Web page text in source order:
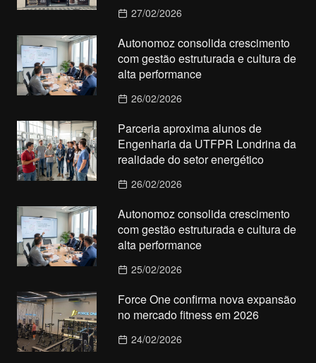
27/02/2026
Autonomoz consolida crescimento
com gestão estruturada e cultura de
alta performance
26/02/2026
Parceria aproxima alunos de
Engenharia da UTFPR Londrina da
realidade do setor energético
26/02/2026
Autonomoz consolida crescimento
com gestão estruturada e cultura de
alta performance
25/02/2026
Force One confirma nova expansão
no mercado fitness em 2026
24/02/2026